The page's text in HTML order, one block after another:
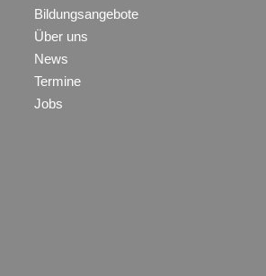
Bildungsangebote
Über uns
News
Termine
Jobs